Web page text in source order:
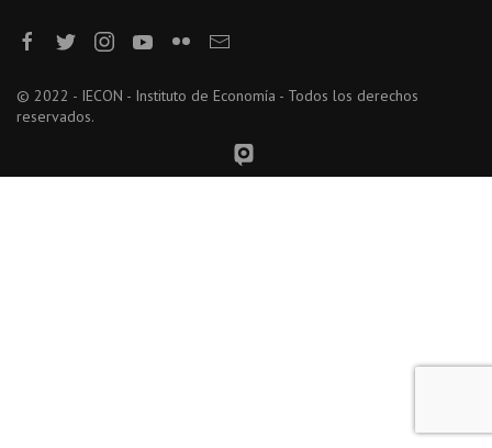
© 2022 - IECON - Instituto de Economía - Todos los derechos
reservados.